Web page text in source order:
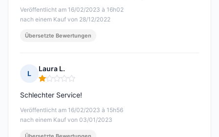
Veröffentlicht am 16/02/2023 à 16h02
nach einem Kauf von 28/12/2022
Übersetzte Bewertungen
L
Laura L.
Hinweis: 1 von 5
Veröffentlicht am 16/02/2023 à 15h56
nach einem Kauf von 03/01/2023
Schlechter Service!